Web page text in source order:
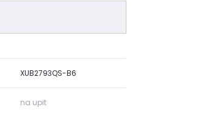
XUB2793QS-B6
na upit